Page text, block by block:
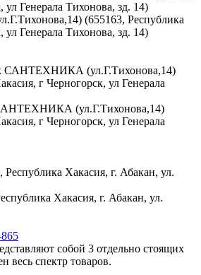
(655163, Республика
ул Генерала Тихонова, зд. 14)
(ул.Г.Тихонова,14)
г Черногорск, ул Генерала
Хакасия, г. Абакан, ул.
собой 3 отдельно стоящих
весь спектр товаров.